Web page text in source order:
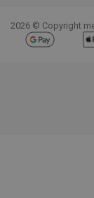
2026 © Copyright